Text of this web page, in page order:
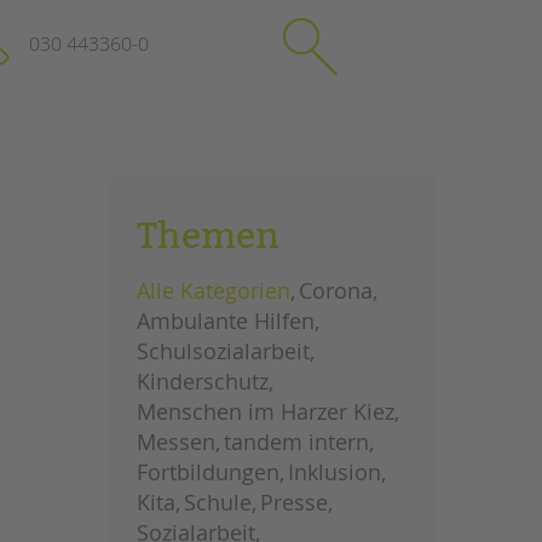
Impressum
Datenschutz
Hinweisgebersystem
Intranet
schließen
030 443360-0
SuchenThemen
Alle Kategorien Corona
Ambulante Hilfen
Schulsozialarbeit
Kinderschutz
Menschen im Harzer Kiez
Messen tandem intern
Fortbildungen Inklusion
Kita Schule Presse
Sozialarbeit